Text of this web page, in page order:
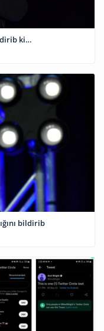
ki…
bildirib